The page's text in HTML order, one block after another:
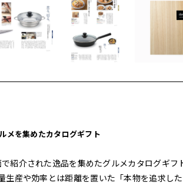
メを集めたカタログギフト
紹介された逸品を集めたグルメカタログギフ
生産や効率とは距離を置いた「本物を追求し